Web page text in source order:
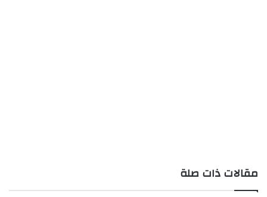
مقالات ذات صلة